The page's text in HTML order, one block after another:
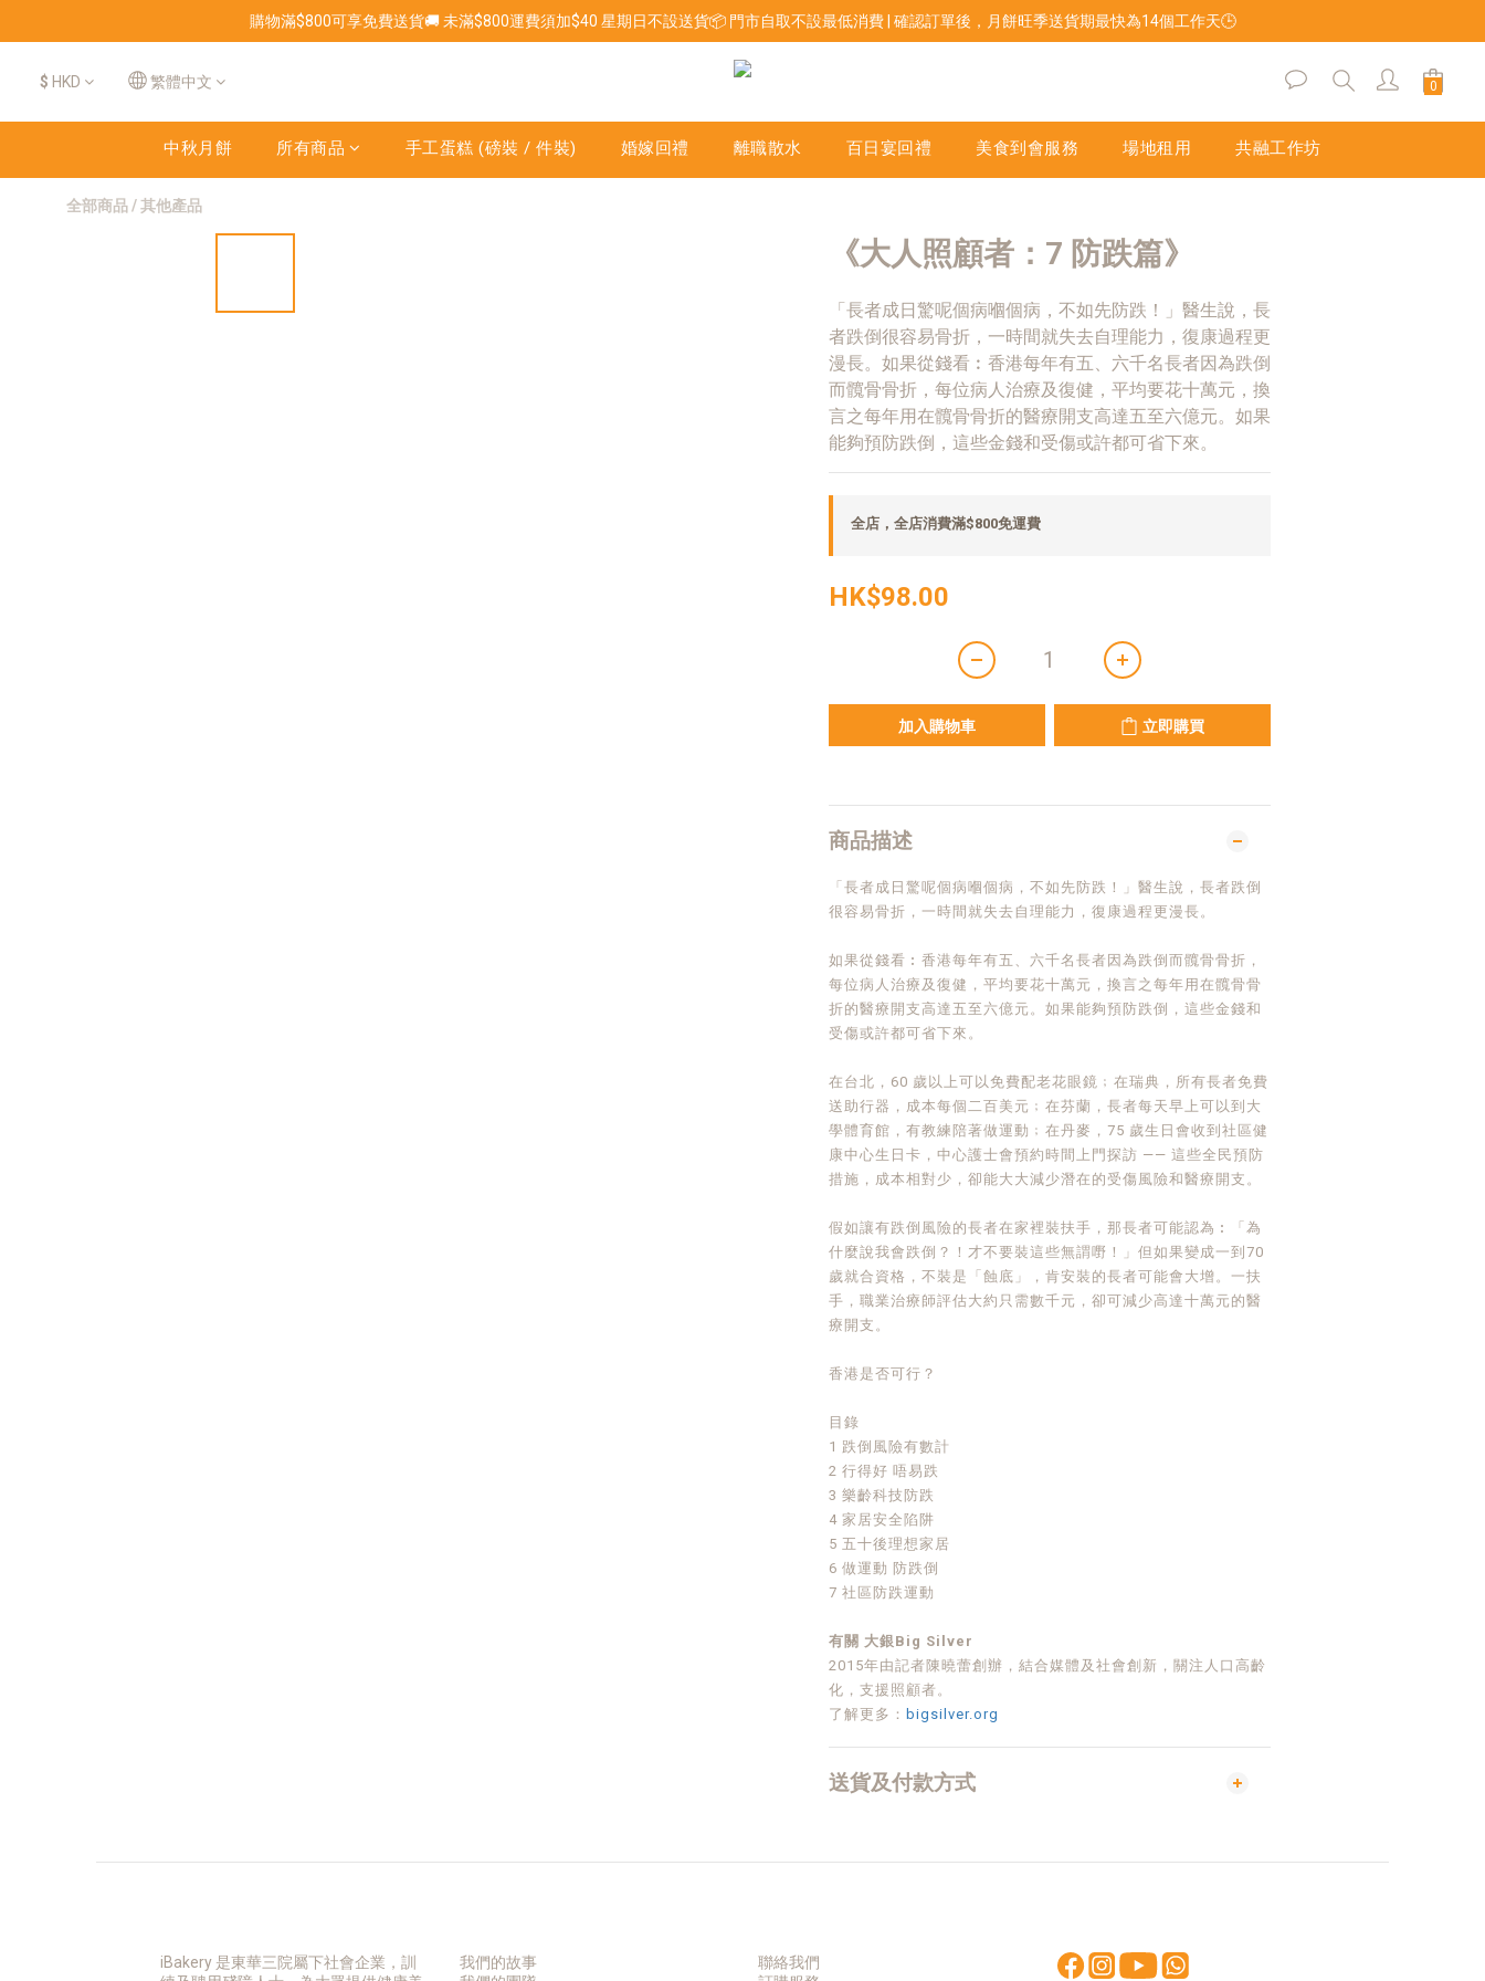
購物滿$800可享免費送貨🚚 未滿$800運費須加$40 星期日不設送貨📦 門市自取不設最低消費 | 確認訂單後，月餅旺季送貨期最快為14個工作天🕒
$ HKD 繁體中文
中秋月餅 所有商品 手工蛋糕 (磅裝 / 件裝) 婚嫁回禮 離職散水 百日宴回禮 美食到會服務 場地租用 共融工作坊
全部商品/其他產品
《大人照顧者：7 防跌篇》
「長者成日驚呢個病嗰個病，不如先防跌！」醫生說，長
者跌倒很容易骨折，一時間就失去自理能力，復康過程更
漫長。如果從錢看︰香港每年有五、六千名長者因為跌倒
而髖骨骨折，每位病人治療及復健，平均要花十萬元，換
言之每年用在髖骨骨折的醫療開支高達五至六億元。如果
能夠預防跌倒，這些金錢和受傷或許都可省下來。
全店，全店消費滿$800免運費
HK$98.00
加入購物車 立即購買
商品描述
「長者成日驚呢個病嗰個病，不如先防跌！」醫生說，長者跌倒
很容易骨折，一時間就失去自理能力，復康過程更漫長。
如果從錢看︰香港每年有五、六千名長者因為跌倒而髖骨骨折，
每位病人治療及復健，平均要花十萬元，換言之每年用在髖骨骨
折的醫療開支高達五至六億元。如果能夠預防跌倒，這些金錢和
受傷或許都可省下來。
在台北，60 歲以上可以免費配老花眼鏡﹔在瑞典，所有長者免費
送助行器，成本每個二百美元﹔在芬蘭，長者每天早上可以到大
學體育館，有教練陪著做運動﹔在丹麥，75 歲生日會收到社區健
康中心生日卡，中心護士會預約時間上門探訪 —— 這些全民預防
措施，成本相對少，卻能大大減少潛在的受傷風險和醫療開支。
假如讓有跌倒風險的長者在家裡裝扶手，那長者可能認為︰「為
什麼說我會跌倒？！才不要裝這些無謂嘢！」但如果變成一到70
歲就合資格，不裝是「蝕底」，肯安裝的長者可能會大增。一扶
手，職業治療師評估大約只需數千元，卻可減少高達十萬元的醫
療開支。
香港是否可行？
目錄
1 跌倒風險有數計
2 行得好 唔易跌
3 樂齡科技防跌
4 家居安全陷阱
5 五十後理想家居
6 做運動 防跌倒
7 社區防跌運動
有關 大銀Big Silver
2015年由記者陳曉蕾創辦，結合媒體及社會創新，關注人口高齡
化，支援照顧者。
了解更多： bigsilver.org
送貨及付款方式
立即購買
iBakery 是東華三院屬下社會企業，訓
我們的故事
聯絡我們